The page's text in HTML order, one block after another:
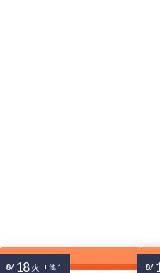
8/ 18 火 + 他 1 8/